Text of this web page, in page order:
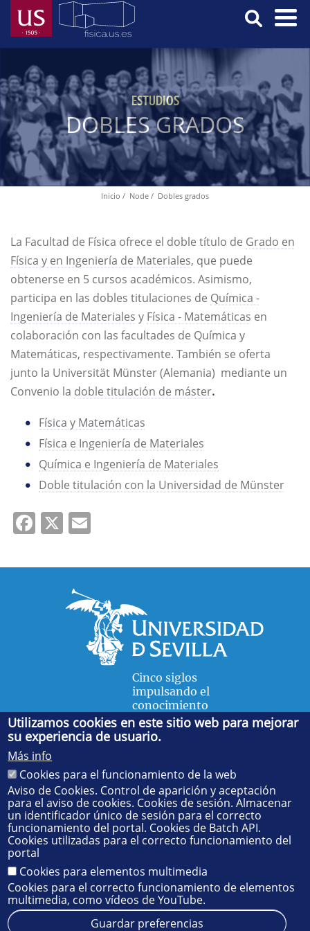
Skip
main
content
Principal
ESTUDIOS
DOBLES GRADOS
Inicio Node Dobles grados
La Facultad de Física ofrece el doble título de Grado en
Física y en Ingeniería de Materiales, que puede
obtenerse en 5 cursos académicos. Asimismo,
participa en las dobles titulaciones de Química -
Ingeniería de Materiales y Física - Matemáticas en
colaboración con las facultades de Química y
Matemáticas, respectivamente. También se oferta
junto la Universität Münster (Alemania) mediante un
Convenio la doble titulación de máster.
Física y Matemáticas
Física e Ingeniería de Materiales
Química e Ingeniería de Materiales
Doble titulación con la Universidad de Münster
Facebook
X
Cinco siglos
impulsando el
conocimiento
FACULTAD DE FÍSICA
Avda. de la Reina Mercedes, s/n. 41012 Sevilla. Tel.:
55 28 91. Administración:administradorfisica@us.es
Secretaría:jsecfisi@us.es- Decanato:ffisaog@us.es
Utilizamos cookies en este sitio web para mejorar
su experiencia de usuario.
Más info
Cookies para el funcionamiento de la web
Aviso de Cookies. Control de aparición y aceptación
para el aviso de cookies. Cookies de sesión. Almacenar
un identificador único de sesión para el correcto
funcionamiento del portal. Cookies de Batch API.
Cookies utilizadas para el correcto funcionamiento del
portal
Cookies para elementos multimedia
Cookies para el correcto funcionamiento de elementos
multimedia, como vídeos de YouTube.
Guardar preferencias